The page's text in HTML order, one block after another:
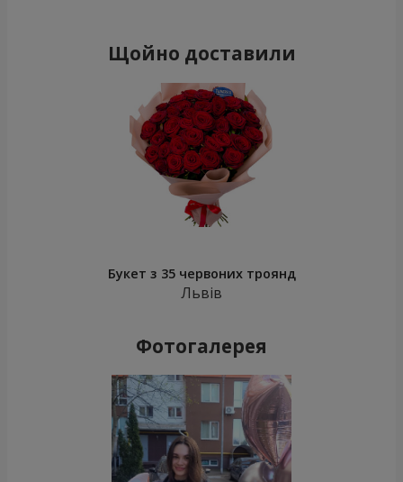
Щойно доставили
Букет з 35 червоних троянд
Львів
Фотогалерея